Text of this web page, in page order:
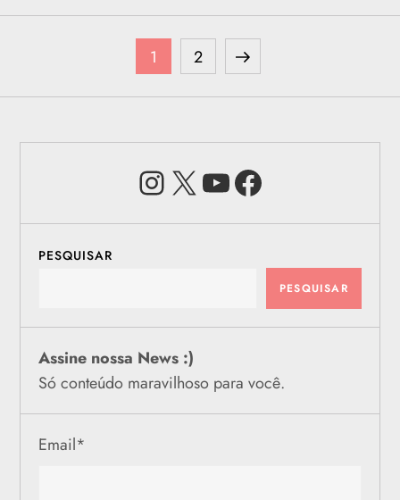
a
Page
1 Page
2
Next
page
Instagram
X Youtube
PESQUISAR
PESQUISAR
Assine nossa News :)
Só conteúdo maravilhoso para você.
Email*